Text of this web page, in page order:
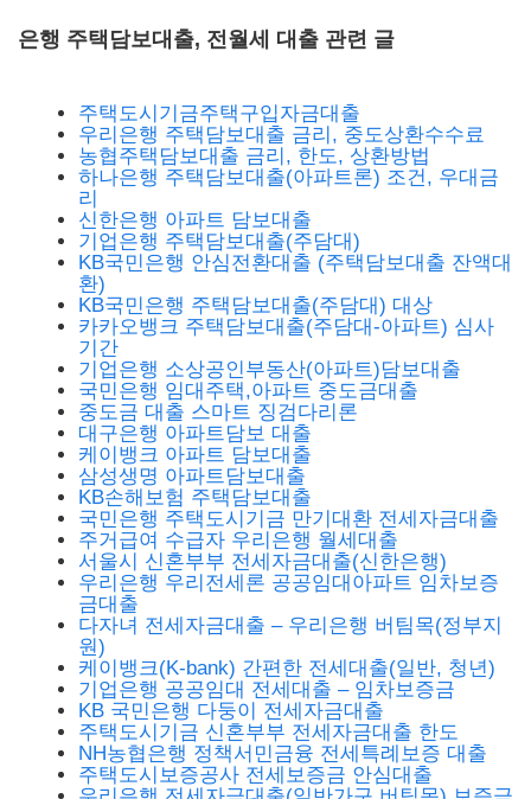
은행 주택담보대출, 전월세 대출 관련 글
주택도시기금주택구입자금대출
우리은행 주택담보대출 금리, 중도상환수수료
농협주택담보대출 금리, 한도, 상환방법
하나은행 주택담보대출(아파트론) 조건, 우대금
리
신한은행 아파트 담보대출
기업은행 주택담보대출(주담대)
KB국민은행 안심전환대출 (주택담보대출 잔액대
환)
KB국민은행 주택담보대출(주담대) 대상
카카오뱅크 주택담보대출(주담대-아파트) 심사
기간
기업은행 소상공인부동산(아파트)담보대출
국민은행 임대주택,아파트 중도금대출
중도금 대출 스마트 징검다리론
대구은행 아파트담보 대출
케이뱅크 아파트 담보대출
삼성생명 아파트담보대출
KB손해보험 주택담보대출
국민은행 주택도시기금 만기대환 전세자금대출
주거급여 수급자 우리은행 월세대출
서울시 신혼부부 전세자금대출(신한은행)
우리은행 우리전세론 공공임대아파트 임차보증
금대출
다자녀 전세자금대출 – 우리은행 버팀목(정부지
원)
케이뱅크(K-bank) 간편한 전세대출(일반, 청년)
기업은행 공공임대 전세대출 – 임차보증금
KB 국민은행 다둥이 전세자금대출
주택도시기금 신혼부부 전세자금대출 한도
NH농협은행 정책서민금융 전세특례보증 대출
주택도시보증공사 전세보증금 안심대출